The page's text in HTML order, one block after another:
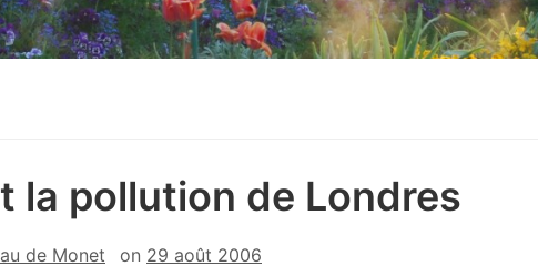
la pollution de Londres
de Monet on 29 août 2006